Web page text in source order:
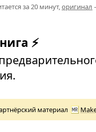
за 20 минут,оригинал
⚡
материал